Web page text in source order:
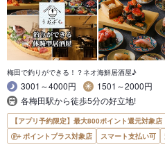
梅田で釣りができる！？ネオ海鮮居酒屋♪
3001～4000円
1501～2000円
各梅田駅から徒歩5分の好立地!
【アプリ予約限定】最大800ポイント還元対象店
ポイントプラス対象店
スマート支払い可